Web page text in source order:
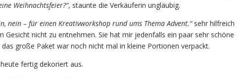
Weihnachtsfeier?“, staunte die Verkäuferin ungläubig.
nein – für einen Kreativworkshop rund ums Thema Advent.“sehr hilfreich
Gesicht nicht zu entnehmen. Sie hat mir jedenfalls ein paar sehr schöne
große Paket war noch nicht mal in kleine Portionen verpackt.
fertig dekoriert aus.